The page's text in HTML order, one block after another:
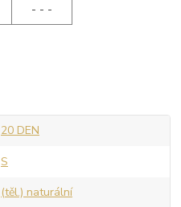
- - -
20 DEN
S
(těl.) naturální